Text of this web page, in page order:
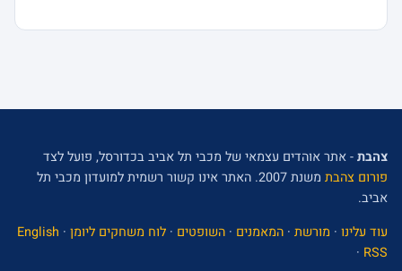
צהבת- אתר אוהדים עצמאי של מכבי תל אביב בכדורסל, פועל לצד
פורום צהבת
משנת 2007. האתר אינו קשור רשמית למועדון מכבי תל
אביב.
עוד עלינו · מורשת · המאמנים · השופטים · לוח משחקים ליומן ·
English
· RSS